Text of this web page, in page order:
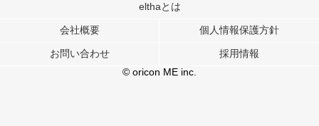
このサイトでは Cookie を使用して、ユーザーに合わせたコンテンツや広告の
行っています。
メディアや広告配信、データ解析の各パートナーに提供しています。
各パートナーは、この情報とユーザーが各パートナーに提供した他の情報や、
ユーザーが各パートナーのサービスを使用したときに収集した他の情報を組み
elthaとは
会社概要 個人情報保護方針
お問い合わせ
採用情報
© oricon ME inc.